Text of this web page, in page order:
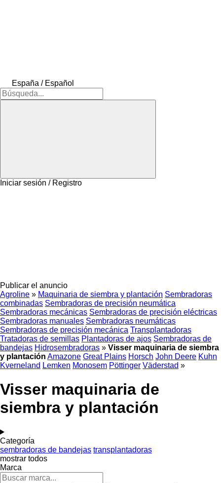
España / Español
Iniciar sesión / Registro
Publicar el anuncio
Agroline » Maquinaria de siembra y plantación Sembradoras
combinadas Sembradoras de precisión neumática
Sembradoras mecánicas Sembradoras de precisión eléctricas
Sembradoras manuales Sembradoras neumáticas
Sembradoras de precisión mecánica Transplantadoras
Tratadoras de semillas Plantadoras de ajos Sembradoras de
bandejas Hidrosembradoras » Visser maquinaria de siembra
y plantación Amazone Great Plains Horsch John Deere Kuhn
Kverneland Lemken Monosem Pöttinger Väderstad »
Visser maquinaria de
siembra y plantación
Categoría
sembradoras de bandejas transplantadoras
mostrar todos
Marca